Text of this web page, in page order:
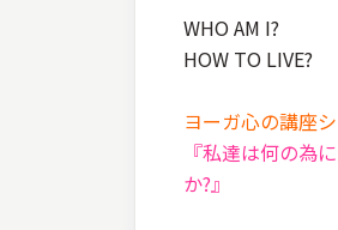
WHO AM I?
HOW TO LIVE?
ヨーガ心の講座
『私達は何の為
か?』